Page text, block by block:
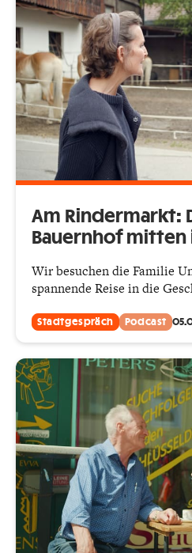
Am Rindermarkt:
Bauernhof mitten
Wir besuchen die Familie
spannende Reise in die
Stadtgespräch Podcast